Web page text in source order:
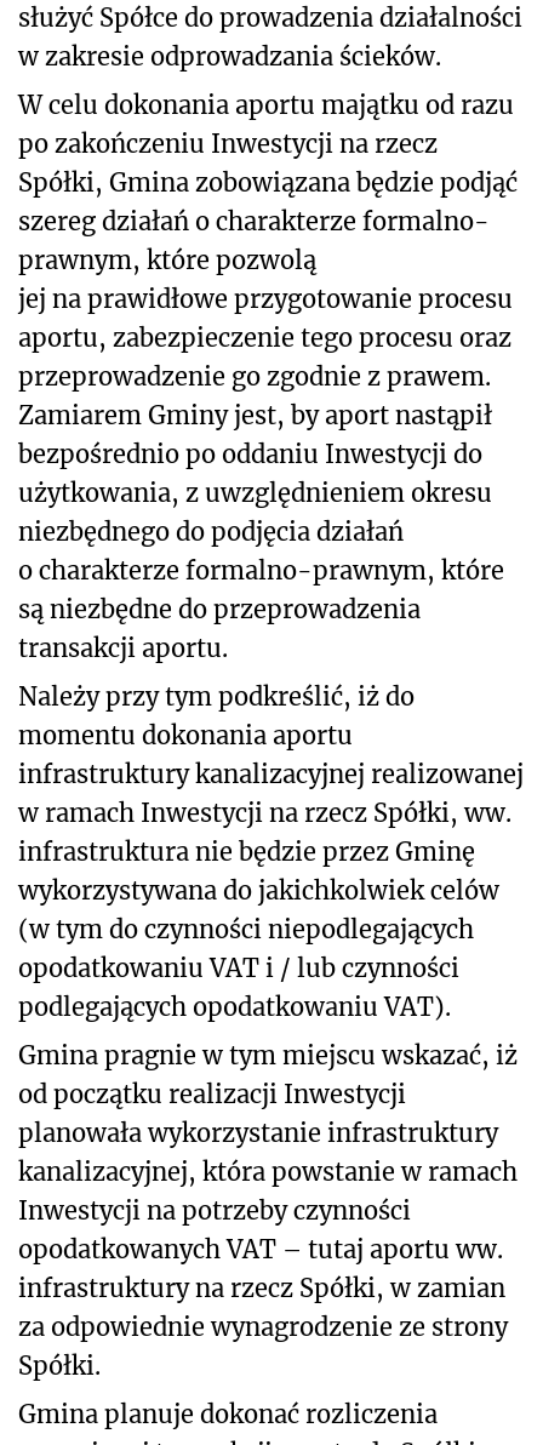
służyć Spółce do prowadzenia działalności
w zakresie odprowadzania ścieków.
W celu dokonania aportu majątku od razu
po zakończeniu Inwestycji na rzecz
Spółki, Gmina zobowiązana będzie podjąć
szereg działań o charakterze formalno-
prawnym, które pozwolą
jej na prawidłowe przygotowanie procesu
aportu, zabezpieczenie tego procesu oraz
przeprowadzenie go zgodnie z prawem.
Zamiarem Gminy jest, by aport nastąpił
bezpośrednio po oddaniu Inwestycji do
użytkowania, z uwzględnieniem okresu
niezbędnego do podjęcia działań
o charakterze formalno-prawnym, które
są niezbędne do przeprowadzenia
transakcji aportu.
Należy przy tym podkreślić, iż do
momentu dokonania aportu
infrastruktury kanalizacyjnej realizowanej
w ramach Inwestycji na rzecz Spółki, ww.
infrastruktura nie będzie przez Gminę
wykorzystywana do jakichkolwiek celów
(w tym do czynności niepodlegających
opodatkowaniu VAT i / lub czynności
podlegających opodatkowaniu VAT).
Gmina pragnie w tym miejscu wskazać, iż
od początku realizacji Inwestycji
planowała wykorzystanie infrastruktury
kanalizacyjnej, która powstanie w ramach
Inwestycji na potrzeby czynności
opodatkowanych VAT – tutaj aportu ww.
infrastruktury na rzecz Spółki, w zamian
za odpowiednie wynagrodzenie ze strony
Spółki.
Gmina planuje dokonać rozliczenia